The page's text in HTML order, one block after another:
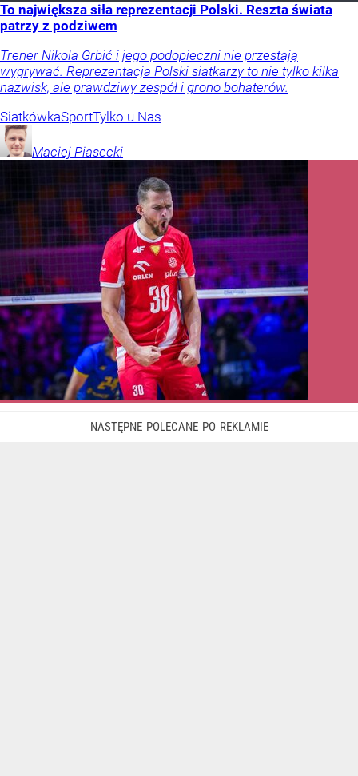
To największa siła reprezentacji Polski. Reszta świata
patrzy z podziwem
Trener Nikola Grbić i jego podopieczni nie przestają
wygrywać. Reprezentacja Polski siatkarzy to nie tylko kilka
nazwisk, ale prawdziwy zespół i grono bohaterów.
SiatkówkaSportTylko u Nas
Maciej Piasecki